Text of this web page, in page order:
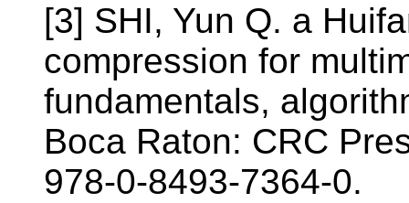
[3] SHI, Yun Q. a
compression for
fundamentals,
Boca Raton: CRC
978-0-8493-7364-0.